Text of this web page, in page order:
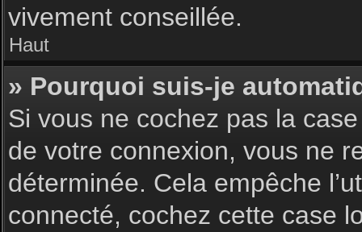
vivement conseillée.
Haut
» Pourquoi suis-je
Si vous ne cochez pas la
de votre connexion, vous ne
déterminée. Cela empêche
connecté, cochez cette case